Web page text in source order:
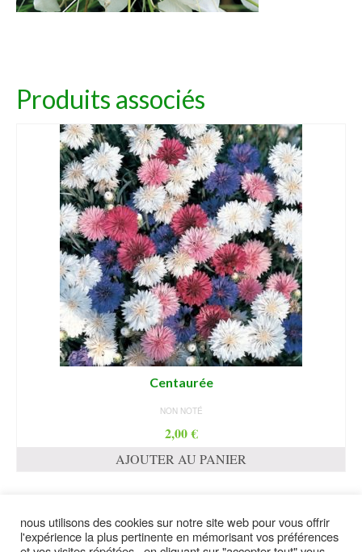
Produits associés
Centaurée
NON NOTÉ
2,00€
AJOUTER AU PANIER
suivez moi
nous utilisons des cookies sur notre site web pour vous offrir
l'expérience la plus pertinente en mémorisant vos préférences